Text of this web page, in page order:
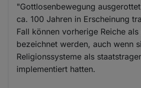
"Gottlosenbewegung
ca. 100 Jahren in Erscheinung
Fall können vorherige Reiche
bezeichnet werden, auch wenn
Religionssysteme als
implementiert hatten.